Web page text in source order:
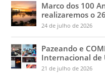
Marco dos 100
realizaremos o
24 de julho de 2026
Pazeando e
Internacional de
21 de julho de 2026